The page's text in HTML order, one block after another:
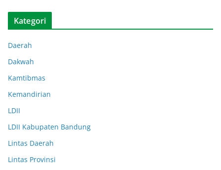
Kategori
Daerah
Dakwah
Kamtibmas
Kemandirian
LDII
LDII Kabupaten Bandung
Lintas Daerah
Lintas Provinsi